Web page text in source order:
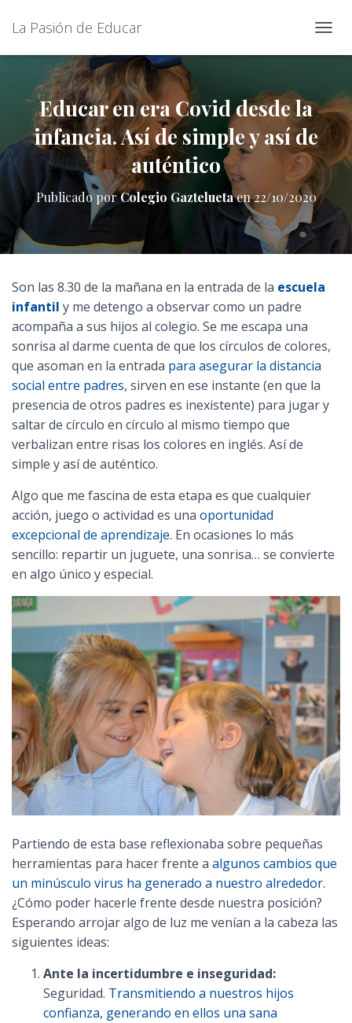
La Pasión de Educar
A
A
R
O
O
D
E
G
Ó
Educar en era Covid desde la
infancia. Así de simple y así de
auténtico
Publicado porColegio Gazteluetaen22/10/2020
Son las 8.30 de la mañana en la entrada de la escuela
infantil y me detengo a observar como un padre
acompaña a sus hijos al colegio. Se me escapa una
sonrisa al darme cuenta de que los círculos de colores,
que asoman en la entrada para asegurar la distancia
social entre padres, sirven en ese instante (en que la
presencia de otros padres es inexistente) para jugar y
saltar de círculo en círculo al mismo tiempo que
verbalizan entre risas los colores en inglés. Así de
simple y así de auténtico.
Algo que me fascina de esta etapa es que cualquier
acción, juego o actividad es una oportunidad
excepcional de aprendizaje. En ocasiones lo más
sencillo: repartir un juguete, una sonrisa… se convierte
en algo único y especial.
Partiendo de esta base reflexionaba sobre pequeñas
herramientas para hacer frente a algunos cambios que
un minúsculo virus ha generado a nuestro alrededor.
¿Cómo poder hacerle frente desde nuestra posición?
Esperando arrojar algo de luz me venían a la cabeza las
siguientes ideas:
Ante la incertidumbre e inseguridad:
Seguridad. Transmitiendo a nuestros hijos
confianza, generando en ellos una sana